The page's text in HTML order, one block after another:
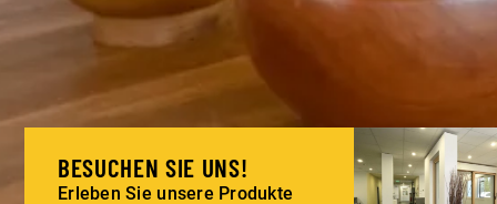
BESUCHEN SIE UNS!
Erleben Sie unsere Produkte